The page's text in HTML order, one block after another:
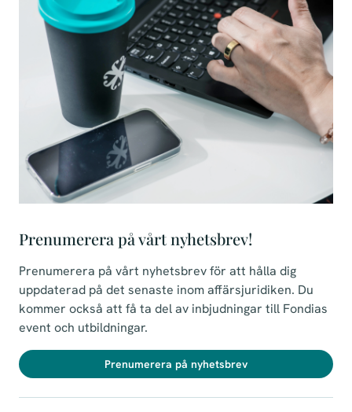
Prenumerera på vårt nyhetsbrev!
Prenumerera på vårt nyhetsbrev för att hålla dig
uppdaterad på det senaste inom affärsjuridiken. Du
kommer också att få ta del av inbjudningar till Fondias
event och utbildningar.
Prenumerera på nyhetsbrev